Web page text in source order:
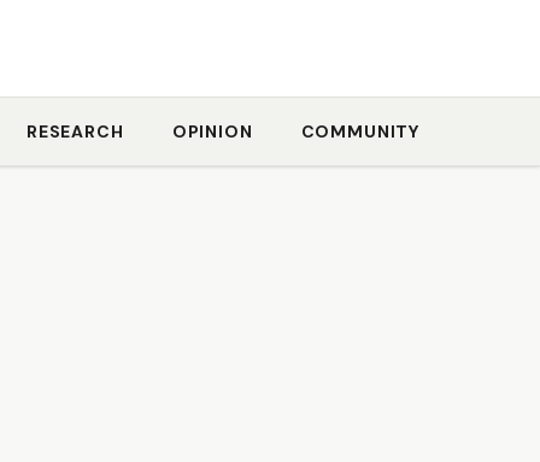
RESEARCH OPINION COMMUNITY